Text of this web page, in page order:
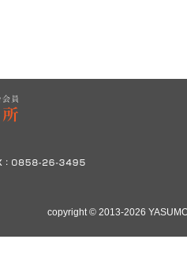
copyright © 2013-2026